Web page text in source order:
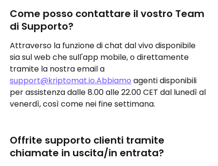
Come posso contattare il vostro Team
di Supporto?
Attraverso la funzione di chat dal vivo disponibile
sia sul web che sull'app mobile, o direttamente
tramite la nostra email a
support@kriptomat.io.Abbiamo agenti disponibili
per assistenza dalle 8.00 alle 22.00 CET dal lunedì al
venerdì, così come nei fine settimana.
Offrite supporto clienti tramite
chiamate in uscita/in entrata?